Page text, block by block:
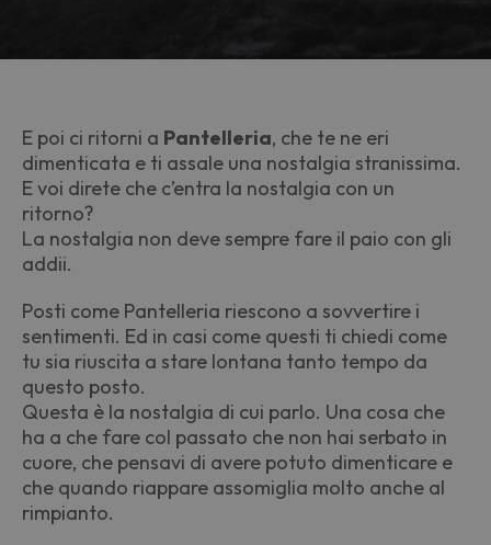
E poi ci ritorni a Pantelleria, che te ne eri
dimenticata e ti assale una nostalgia stranissima.
E voi direte che c’entra la nostalgia con un
ritorno?
La nostalgia non deve sempre fare il paio con gli
addii.
Posti come Pantelleria riescono a sovvertire i
sentimenti. Ed in casi come questi ti chiedi come
tu sia riuscita a stare lontana tanto tempo da
questo posto.
Questa è la nostalgia di cui parlo. Una cosa che
ha a che fare col passato che non hai serbato in
cuore, che pensavi di avere potuto dimenticare e
che quando riappare assomiglia molto anche al
rimpianto.